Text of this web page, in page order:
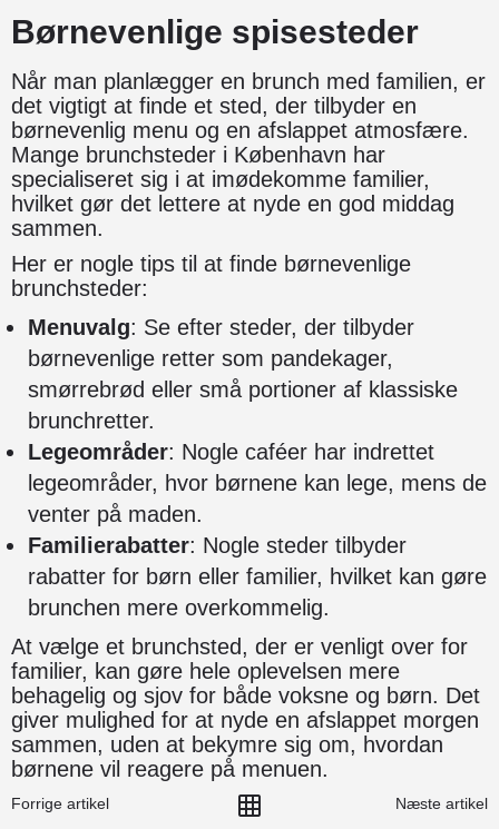
Børnevenlige spisesteder
Når man planlægger en brunch med familien, er
det vigtigt at finde et sted, der tilbyder en
børnevenlig menu og en afslappet atmosfære.
Mange brunchsteder i København har
specialiseret sig i at imødekomme familier,
hvilket gør det lettere at nyde en god middag
sammen.
Her er nogle tips til at finde børnevenlige
brunchsteder:
Menuvalg: Se efter steder, der tilbyder
børnevenlige retter som pandekager,
smørrebrød eller små portioner af klassiske
brunchretter.
Legeområder: Nogle caféer har indrettet
legeområder, hvor børnene kan lege, mens de
venter på maden.
Familierabatter: Nogle steder tilbyder
rabatter for børn eller familier, hvilket kan gøre
brunchen mere overkommelig.
At vælge et brunchsted, der er venligt over for
familier, kan gøre hele oplevelsen mere
behagelig og sjov for både voksne og børn. Det
giver mulighed for at nyde en afslappet morgen
sammen, uden at bekymre sig om, hvordan
børnene vil reagere på menuen.
Forrige artikel Næste artikel